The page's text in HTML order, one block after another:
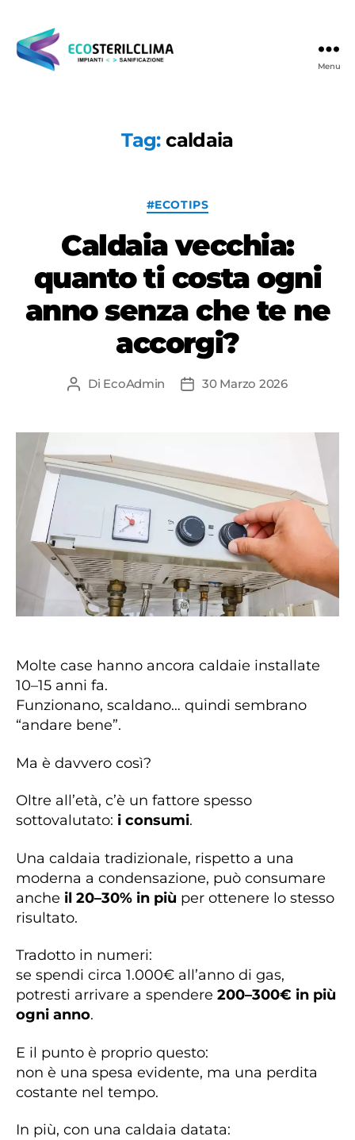
Menu
Tag: caldaia
Categorie
#ECOTIPS
Caldaia vecchia:
quanto ti costa ogni
anno senza che te ne
accorgi?
Autore
Di EcoAdmin
Data30 Marzo 2026
Molte case hanno ancora caldaie installate
10–15 anni fa.
Funzionano, scaldano… quindi sembrano
“andare bene”.
Ma è davvero così?
Oltre all’età, c’è un fattore spesso
sottovalutato: i consumi.
Una caldaia tradizionale, rispetto a una
moderna a condensazione, può consumare
anche il 20–30% in più per ottenere lo stesso
risultato.
Tradotto in numeri:
se spendi circa 1.000€ all’anno di gas,
potresti arrivare a spendere 200–300€ in più
ogni anno.
E il punto è proprio questo:
non è una spesa evidente, ma una perdita
costante nel tempo.
In più, con una caldaia datata: